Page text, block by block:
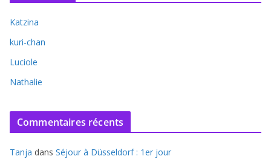
Katzina
kuri-chan
Luciole
Nathalie
Commentaires récents
Tanja dans Séjour à Düsseldorf : 1er jour